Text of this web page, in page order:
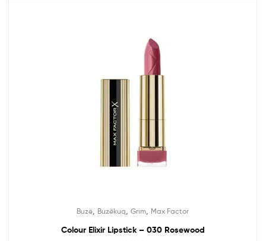
Buzë Buzëkuq Grim Max Factor
Colour Elixir Lipstick – 030 Rosewood